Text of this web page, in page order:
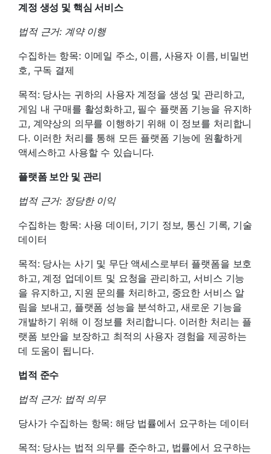
계정 생성 및 핵심 서비스
법적 근거: 계약 이행
수집하는 항목: 이메일 주소, 이름, 사용자 이름, 비밀번
호, 구독 결제
목적: 당사는 귀하의 사용자 계정을 생성 및 관리하고,
게임 내 구매를 활성화하고, 필수 플랫폼 기능을 유지하
고, 계약상의 의무를 이행하기 위해 이 정보를 처리합니
다. 이러한 처리를 통해 모든 플랫폼 기능에 원활하게
액세스하고 사용할 수 있습니다.
플랫폼 보안 및 관리
법적 근거: 정당한 이익
수집하는 항목: 사용 데이터, 기기 정보, 통신 기록, 기술
데이터
목적: 당사는 사기 및 무단 액세스로부터 플랫폼을 보호
하고, 계정 업데이트 및 요청을 관리하고, 서비스 기능
을 유지하고, 지원 문의를 처리하고, 중요한 서비스 알
림을 보내고, 플랫폼 성능을 분석하고, 새로운 기능을
개발하기 위해 이 정보를 처리합니다. 이러한 처리는 플
랫폼 보안을 보장하고 최적의 사용자 경험을 제공하는
데 도움이 됩니다.
법적 준수
법적 근거: 법적 의무
당사가 수집하는 항목: 해당 법률에서 요구하는 데이터
목적: 당사는 법적 의무를 준수하고, 법률에서 요구하는